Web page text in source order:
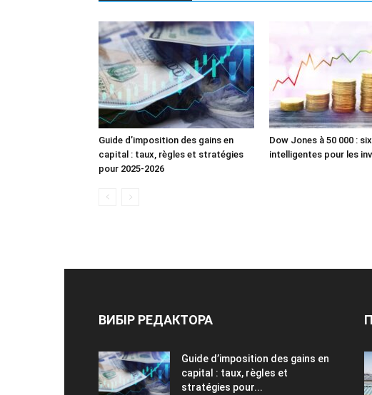
Guide d’imposition des gains en
capital : taux, règles et stratégies
pour 2025-2026
Dow Jones à 50 000 :
intelligentes pour les
ВИБІР РЕДАКТОРА
Guide d’imposition des gains en
capital : taux, règles et
stratégies pour...